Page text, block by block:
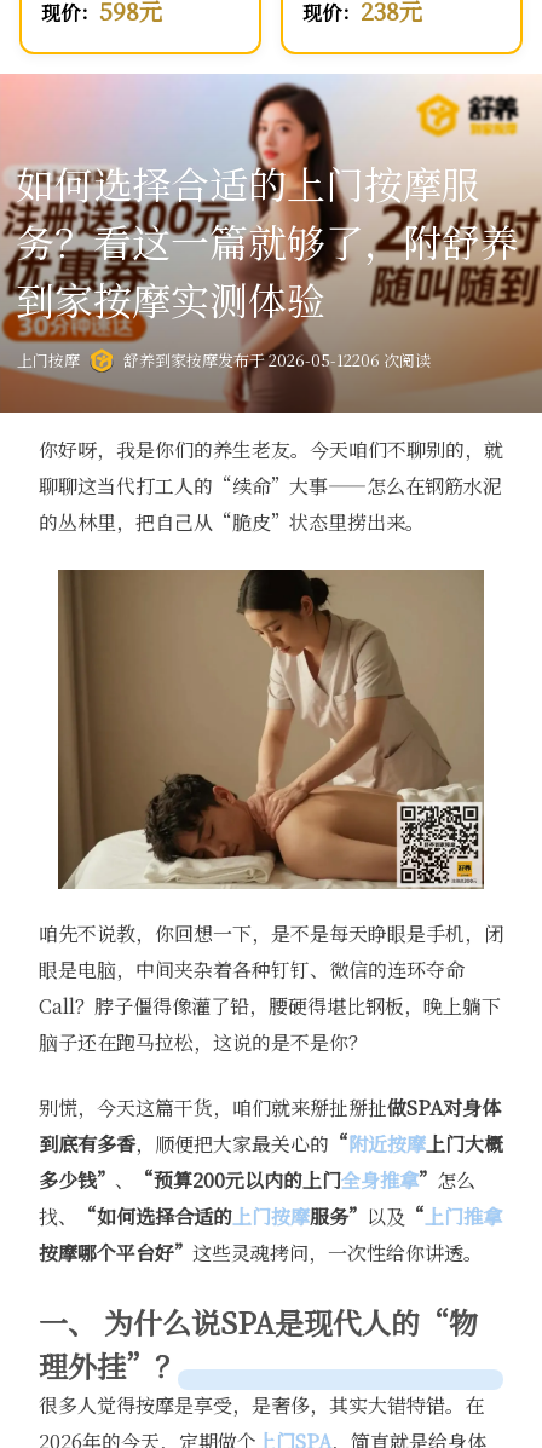
现价： 598元 现价： 238元
如何选择合适的上门按摩服
务？看这一篇就够了，附舒养
到家按摩实测体验
上门按摩 舒养到家按摩发布于 2026-05-12206 次阅读
你好呀，我是你们的养生老友。今天咱们不聊别的，就
聊聊这当代打工人的“续命”大事——怎么在钢筋水泥
的丛林里，把自己从“脆皮”状态里捞出来。
咱先不说教，你回想一下，是不是每天睁眼是手机，闭
眼是电脑，中间夹杂着各种钉钉、微信的连环夺命
Call？脖子僵得像灌了铅，腰硬得堪比钢板，晚上躺下
脑子还在跑马拉松，这说的是不是你？
别慌，今天这篇干货，咱们就来掰扯掰扯做SPA对身体
到底有多香，顺便把大家最关心的 “附近按摩上门大概
多少钱” 、 “预算200元以内的上门全身推拿” 怎么
找、
“如何选择合适的上门按摩服务” 以及 “上门推拿
按摩哪个平台好” 这些灵魂拷问，一次性给你讲透。
一、 为什么说SPA是现代人的“物
理外挂”？
很多人觉得按摩是享受，是奢侈，其实大错特错。在
2026年的今天，定期做个 上门SPA，简直就是给身体